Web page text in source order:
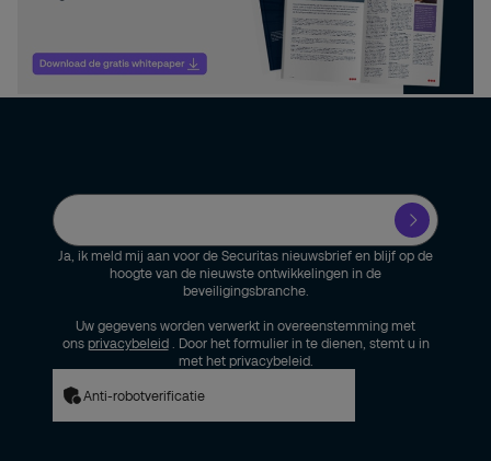
Ja, ik meld mij aan voor de Securitas nieuwsbrief en blijf op de
hoogte van de nieuwste ontwikkelingen in de
beveiligingsbranche.
Uw gegevens worden verwerkt in overeenstemming met
ons privacybeleid
. Door het formulier in te dienen, stemt u in
met het privacybeleid.
Anti-robotverificatie